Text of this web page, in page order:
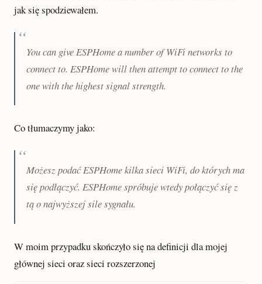
jak się spodziewałem.
You can give ESPHome a number of WiFi networks to
connect to. ESPHome will then attempt to connect to the
one with the highest signal strength.
Co tłumaczymy jako:
Możesz podać ESPHome kilka sieci WiFi, do których ma
się podłączyć. ESPHome spróbuje wtedy połączyć się z
tą o najwyższej sile sygnału.
W moim przypadku skończyło się na definicji dla mojej
głównej sieci oraz sieci rozszerzonej